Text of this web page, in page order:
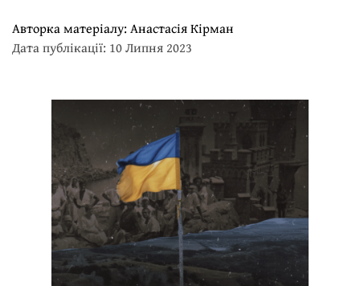
Авторка матеріалу: Анастасія Кірман
Дата публікації: 10 Липня 2023